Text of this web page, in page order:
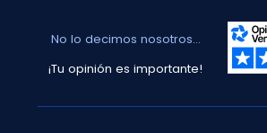
No lo decimos nosotros...
¡Tu opinión es importante!